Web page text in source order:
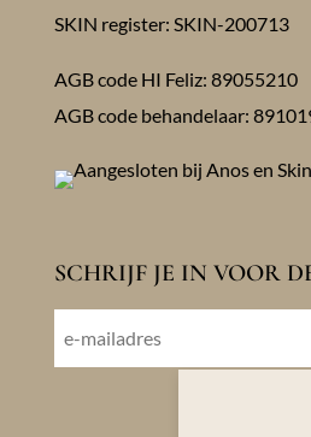
SKIN register: SKIN-200713
AGB code HI Feliz: 89055210
AGB code behandelaar:
SCHRIJF JE IN VOOR